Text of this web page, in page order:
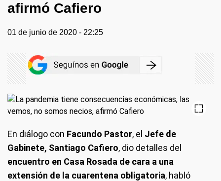
afirmó Cafiero
01 de junio de 2020 - 22:25
En diálogo con Facundo Pastor, el Jefe de
Gabinete, Santiago Cafiero, dio detalles del
encuentro en Casa Rosada de cara a una
extensión de la cuarentena obligatoria, habló